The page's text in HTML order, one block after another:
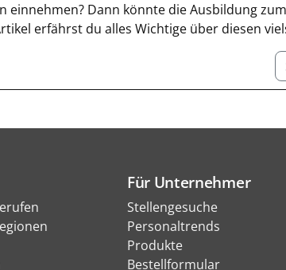
einnehmen? Dann könnte die Ausbildung
erfährst du alles Wichtige über diesen
Für Unternehmer
Stellengesuche
Personaltrends
Produkte
Bestellformular